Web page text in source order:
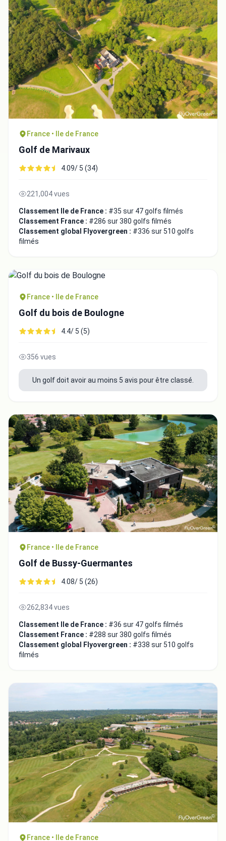
France • Ile de France
Golf de Marivaux
4.09/ 5 (34)
221,004 vues
Classement Ile de France : #35 sur 47 golfs filmés
Classement France : #286 sur 380 golfs filmés
Classement global Flyovergreen : #336 sur 510 golfs
filmés
France • Ile de France
Golf du bois de Boulogne
4.4/ 5 (5)
356 vues
Un golf doit avoir au moins 5 avis pour être classé.
France • Ile de France
Golf de Bussy-Guermantes
4.08/ 5 (26)
262,834 vues
Classement Ile de France : #36 sur 47 golfs filmés
Classement France : #288 sur 380 golfs filmés
Classement global Flyovergreen : #338 sur 510 golfs
filmés
France • Ile de France